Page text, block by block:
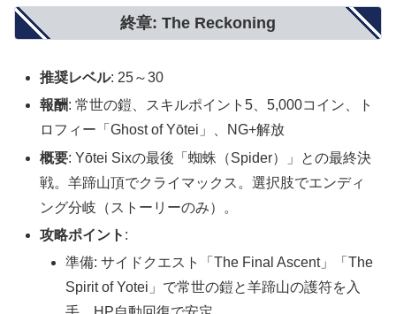
終章: The Reckoning
推奨レベル: 25～30
報酬: 常世の鎧、スキルポイント5、5,000コイン、ト
ロフィー「Ghost of Yōtei」、NG+解放
概要: Yōtei Sixの最後「蜘蛛（Spider）」との最終決
戦。羊蹄山頂でクライマックス。選択肢でエンディ
ング分岐（ストーリーのみ）。
攻略ポイント :
準備: サイドクエスト「The Final Ascent」「The
Spirit of Yotei」で常世の鎧と羊蹄山の護符を入